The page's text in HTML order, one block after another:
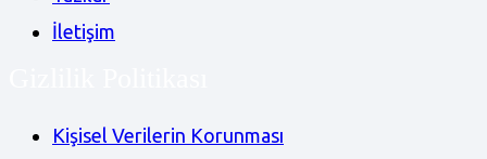
İletişim
Kişisel Verilerin Korunması